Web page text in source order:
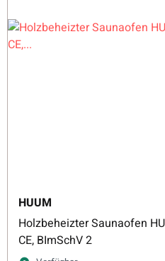
HUUM
Holzbeheizter Saunaofen
CE, BImSchV 2